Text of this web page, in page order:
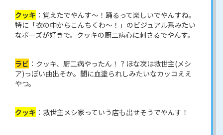
クッキ ：覚えたでやんす〜！踊るって楽しいでやんすね。
特に「衣の中からこんちくわ〜！」のビジュアル系みたい
なポーズが好きで。クッキの厨二病心に刺さるでやんす。
ラビ ：クッキ、厨二病やったん！？ほな次は救世主(メシ
ア)っぽい曲出そか。闇に血塗られしみたいなカッコええ
やつ。
クッキ ：救世主メシ家っていう店も出せそうでやんす！